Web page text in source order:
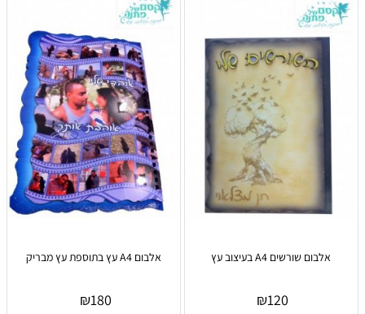
אלבום שורשים A4 בעיצוב עץ
₪120
אלבום A4 עץ בתוספת עץ מבריק
₪180